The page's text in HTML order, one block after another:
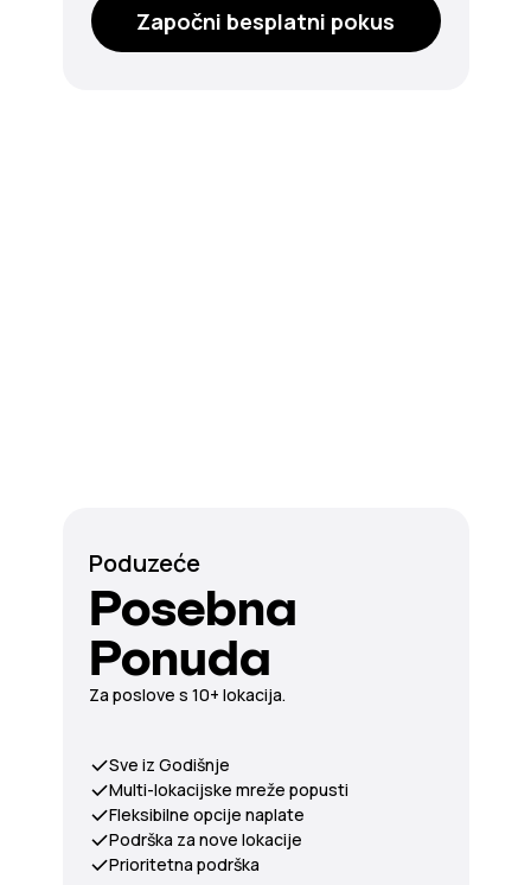
Započni besplatni pokus
Poduzeće
Posebna
Ponuda
Za poslove s 10+ lokacija.
Sve iz Godišnje
Multi-lokacijske mreže popusti
Fleksibilne opcije naplate
Podrška za nove lokacije
Prioritetna podrška